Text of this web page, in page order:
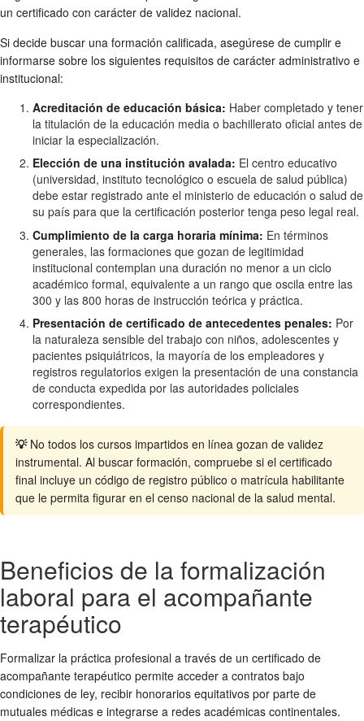
un certificado con carácter de validez nacional.
Si decide buscar una formación calificada, asegúrese de cumplir e
informarse sobre los siguientes requisitos de carácter administrativo e
institucional:
Acreditación de educación básica: Haber completado y tener
la titulación de la educación media o bachillerato oficial antes de
iniciar la especialización.
Elección de una institución avalada: El centro educativo
(universidad, instituto tecnológico o escuela de salud pública)
debe estar registrado ante el ministerio de educación o salud de
su país para que la certificación posterior tenga peso legal real.
Cumplimiento de la carga horaria mínima: En términos
generales, las formaciones que gozan de legitimidad
institucional contemplan una duración no menor a un ciclo
académico formal, equivalente a un rango que oscila entre las
300 y las 800 horas de instrucción teórica y práctica.
Presentación de certificado de antecedentes penales: Por
la naturaleza sensible del trabajo con niños, adolescentes y
pacientes psiquiátricos, la mayoría de los empleadores y
registros regulatorios exigen la presentación de una constancia
de conducta expedida por las autoridades policiales
correspondientes.
💡 No todos los cursos impartidos en línea gozan de validez
instrumental. Al buscar formación, compruebe si el certificado
final incluye un código de registro público o matrícula habilitante
que le permita figurar en el censo nacional de la salud mental.
Beneficios de la formalización
laboral para el acompañante
terapéutico
Formalizar la práctica profesional a través de un certificado de
acompañante terapéutico permite acceder a contratos bajo
condiciones de ley, recibir honorarios equitativos por parte de
mutuales médicas e integrarse a redes académicas continentales.